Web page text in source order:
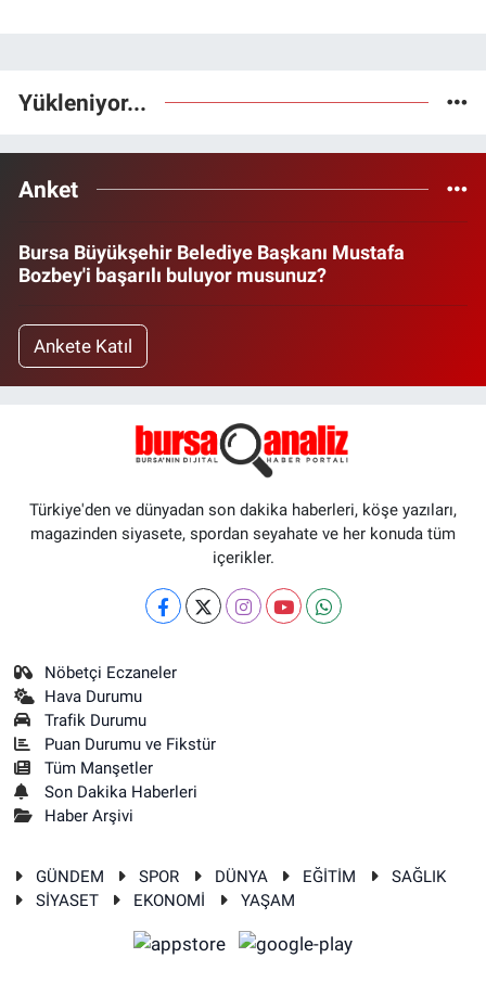
Yükleniyor...
Anket
Bursa Büyükşehir Belediye Başkanı Mustafa
Bozbey'i başarılı buluyor musunuz?
Ankete Katıl
Türkiye'den ve dünyadan son dakika haberleri, köşe yazıları,
magazinden siyasete, spordan seyahate ve her konuda tüm
içerikler.
Nöbetçi Eczaneler
Hava Durumu
Trafik Durumu
Puan Durumu ve Fikstür
Tüm Manşetler
Son Dakika Haberleri
Haber Arşivi
GÜNDEM SPOR DÜNYA EĞİTİM
SAĞLIK
SİYASET
EKONOMİ YAŞAM